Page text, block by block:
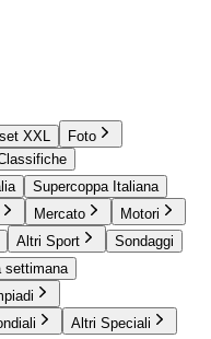
XXL
Foto
Supercoppa Italiana
Mercato
Motori
Altri Sport
Sondaggi
settimana
Altri Speciali